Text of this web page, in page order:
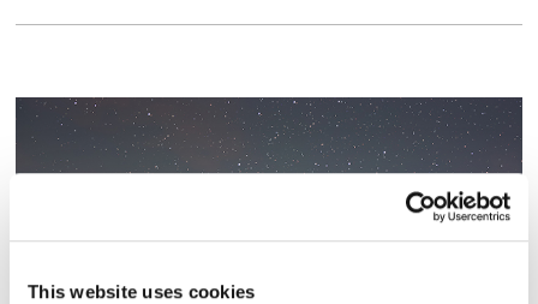
This website uses cookies